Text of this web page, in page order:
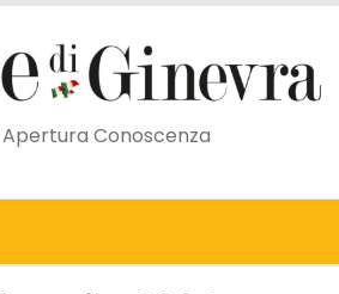
Conoscenza